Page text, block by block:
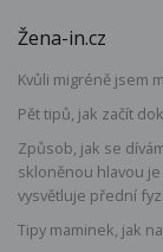
Žena-in.cz
Kvůli migréně jsem
Pět tipů, jak začít
Způsob, jak se
skloněnou hlavou
vysvětluje přední
Tipy maminek, jak